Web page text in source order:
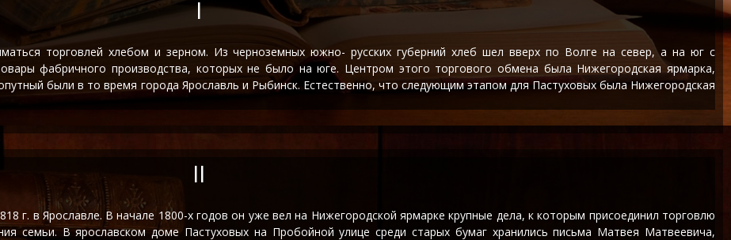
I
торговлей хлебом и зерном. Из черноземных южно- русских губерний хлеб шел вверх по Волге на север, а на юг с
фабричного производства, которых не было на юге. Центром этого торгового обмена была Нижегородская ярмарка,
были в то время города Ярославль и Рыбинск. Естественно, что следующим этапом для Пастуховых была Нижегородская
II
г. в Ярославле. В начале 1800-х годов он уже вел на Нижегородской ярмарке крупные дела, к которым присоединил торговлю
семьи. В ярославском доме Пастуховых на Пробойной улице среди старых бумаг хранились письма Матвея Матвеевича,